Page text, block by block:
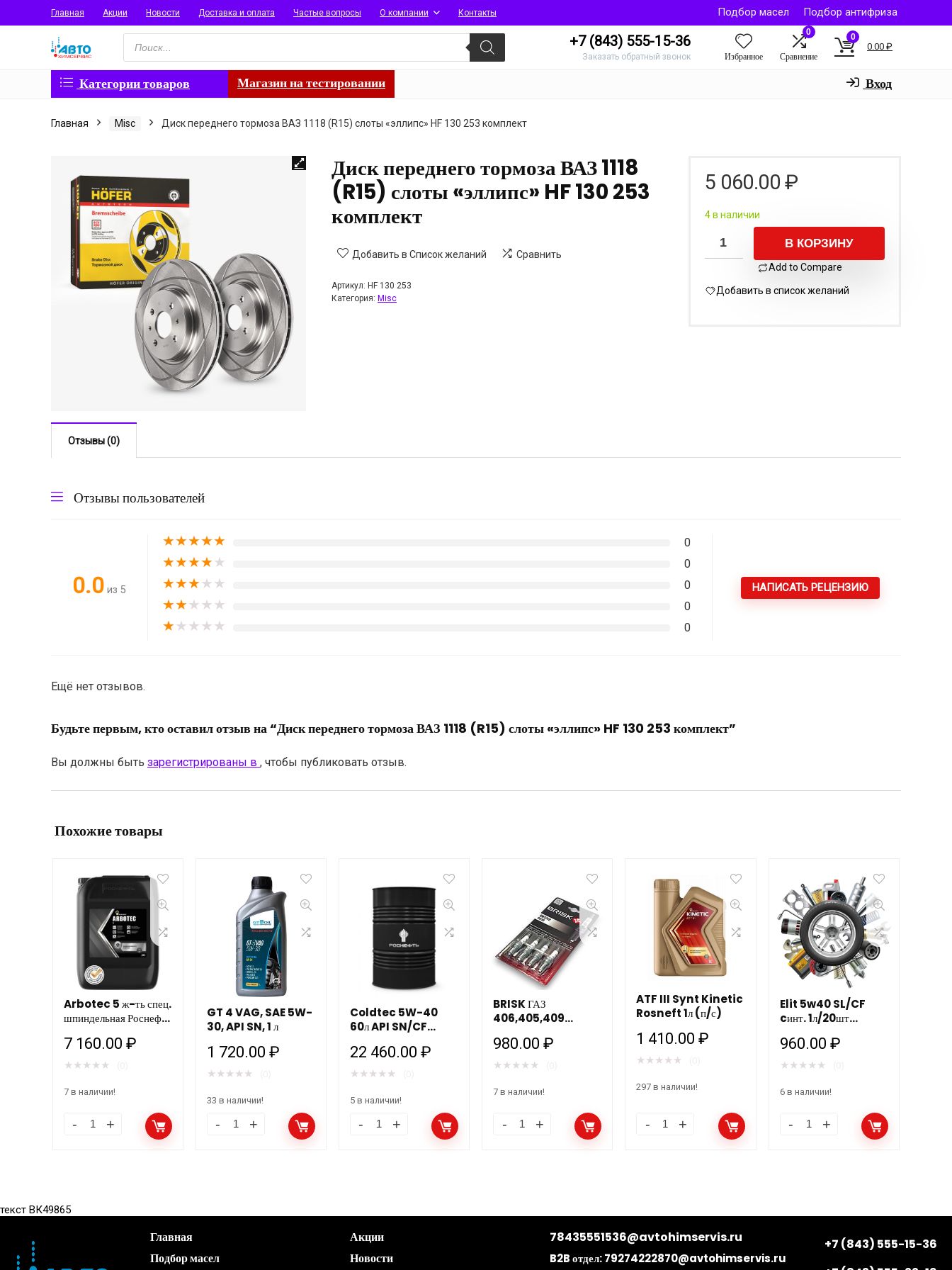
Главная Акции Новости Доставка и оплата Частые вопросы О компании Контакты Подбор масел
Подбор антифриза
Поиск
товаров
+7 (843) 555-15-36
Заказать обратный звонок Избранное
0
Сравнение
0
0.00 ₽
Категории товаров Магазин на тестировании Вход
Главная Misc Диск переднего тормоза ВАЗ 1118 (R15) слоты «эллипс» HF 130 253 комплект
Диск переднего тормоза ВАЗ 1118
(R15) слоты «эллипс» HF 130 253
комплект
Добавить в Список желаний Сравнить
Артикул: HF 130 253
Категория: Misc
5 060.00 ₽
4 в наличии
В КОРЗИНУ
Add to Compare
Добавить в список желаний
Отзывы (0)
Отзывы пользователей
0.0 из 5
★★★★★ 0
★★★★★ 0
★★★★★ 0
★★★★★ 0
★★★★★ 0
НАПИСАТЬ РЕЦЕНЗИЮ
Ещё нет отзывов.
Будьте первым, кто оставил отзыв на “Диск переднего тормоза ВАЗ 1118 (R15) слоты «эллипс» HF 130 253 комплект”
Вы должны быть зарегистрированы в , чтобы публиковать отзыв.
Похожие товары
Arbotec 5 ж-ть спец.
шпиндельная Роснефть
7 160.00 ₽
★ ★ ★ ★ ★
7 в наличии!
GT 4 VAG, SAE 5W-
30, API SN, 1 л
1 720.00 ₽
★ ★ ★ ★ ★
33 в наличии!
Coldtec 5W-40
60л API SN/CF
22 460.00 ₽
★ ★ ★ ★ ★
5 в наличии!
BRISK ГАЗ
406,405,409
0,7мм/ ключ 16мм
DR17YС 4шт.
980.00₽
★ ★ ★ ★ ★
7 в наличии!
ATF III Synt Kinetic
Rosneft 1л (п/с)
1 410.00₽
★ ★ ★ ★ ★
297 в наличии!
Elit 5w40 SL/CF
cинт. 1л/20шт
960.00 ₽
★ ★ ★ ★ ★
6 в наличии!
текст ВК49865
Главная
Подбор масел
Акции
Новости
78435551536@avtohimservis.ru
B2B отдел:79274222870@avtohimservis.ru
+7 (843) 555-15-36